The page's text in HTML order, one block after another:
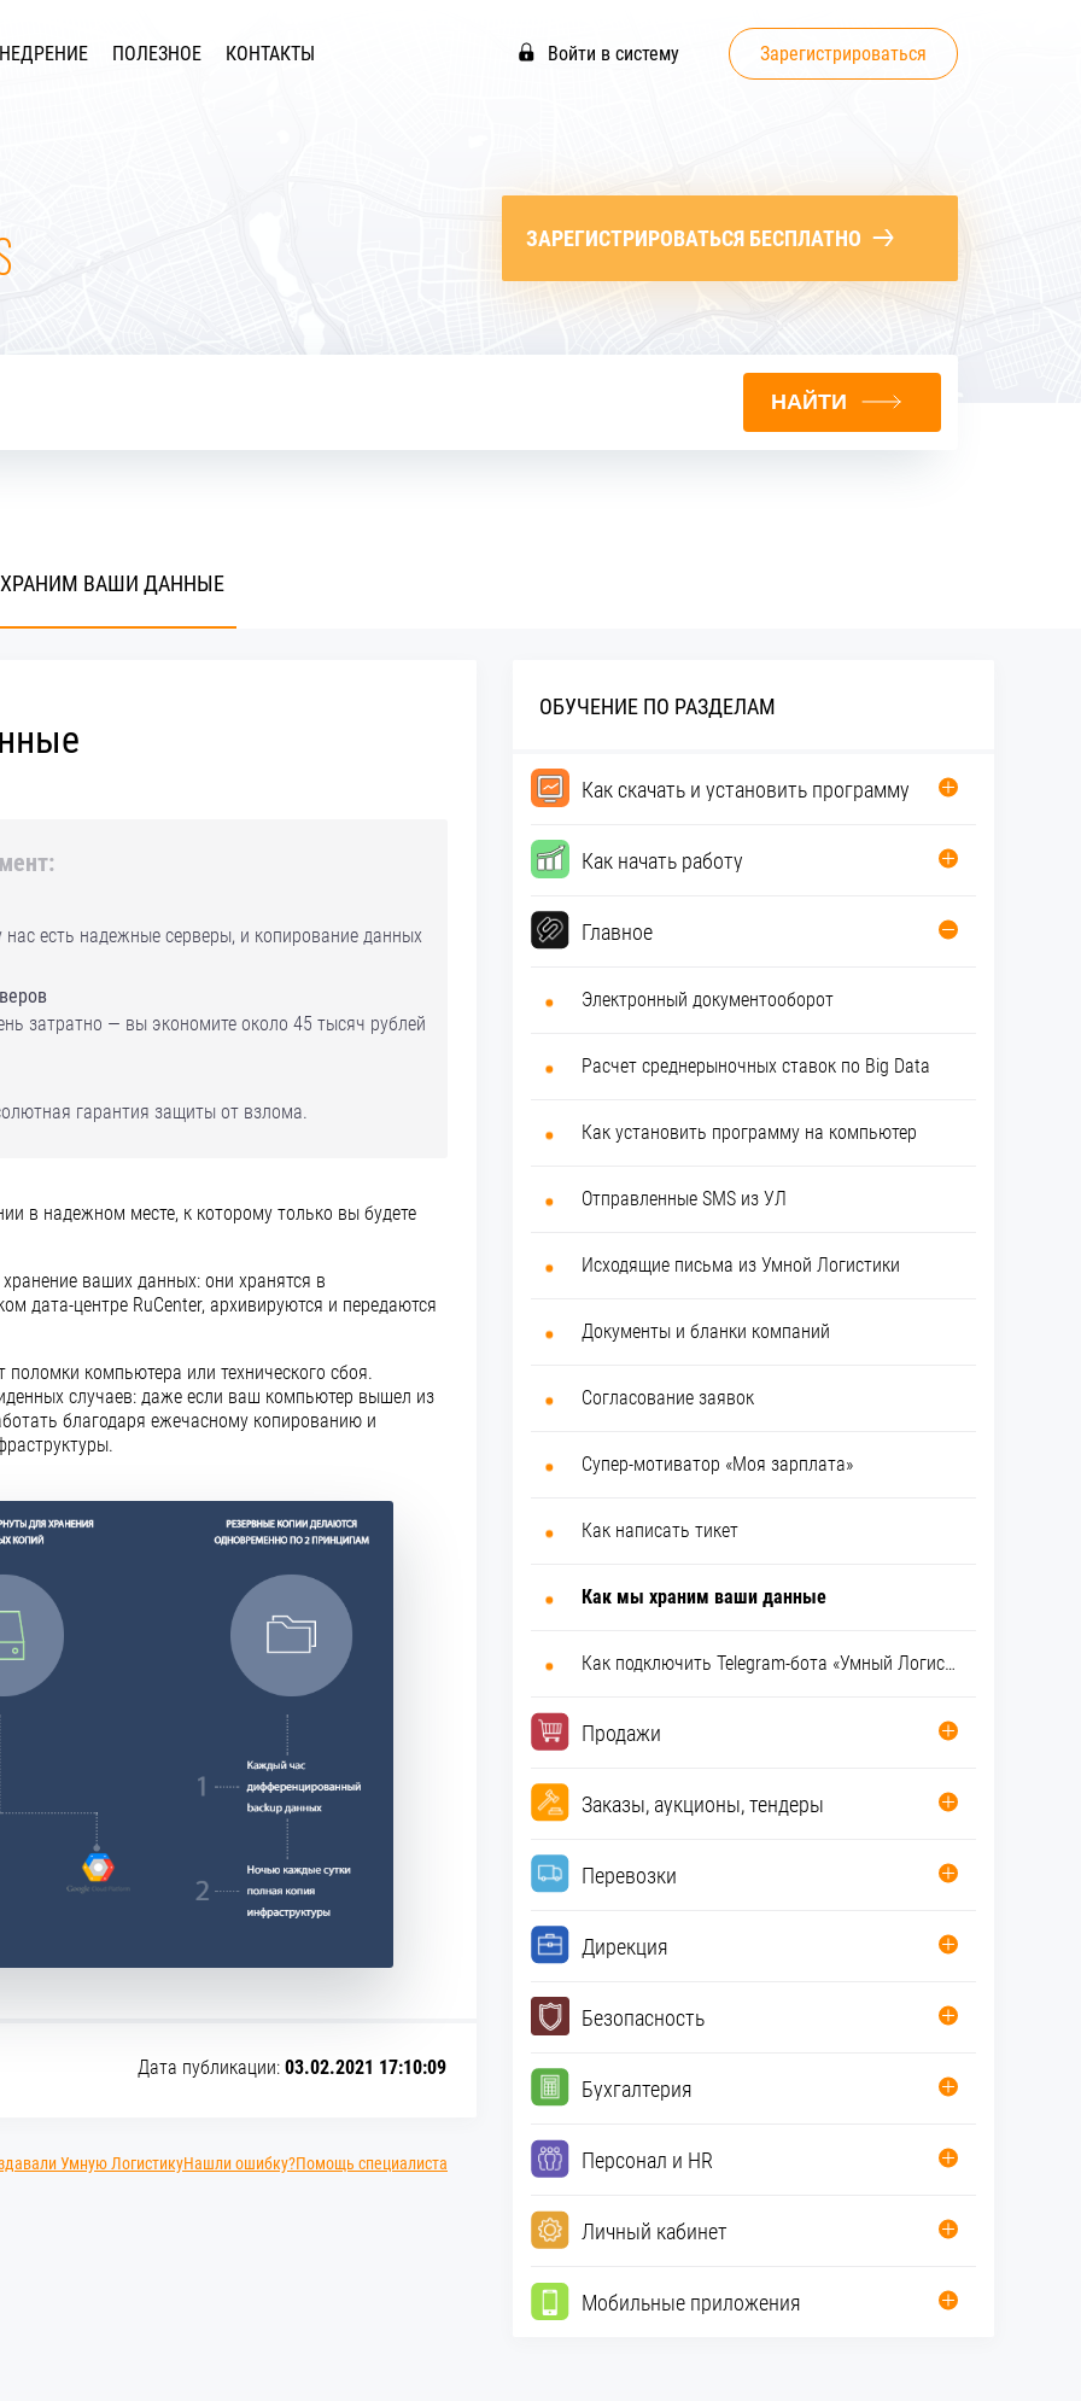
ПОЛЕЗНОЕ КОНТАКТЫ Войти в систему Зарегистрироваться
ЗАРЕГИСТРИРОВАТЬСЯ БЕСПЛАТНО
НАЙТИ
ВАШИ ДАННЫЕ
есть надежные серверы, и копирование данных
затратно — вы экономите около 45 тысяч рублей
гарантия защиты от взлома.
в надежном месте, к которому только вы будете
ваших данных: они хранятся в
дата-центре RuCenter, архивируются и передаются
компьютера или технического сбоя.
случаев: даже если ваш компьютер вышел из
благодаря ежечасному копированию и
Дата публикации: 03.02.2021 17:10:09
Умную ЛогистикуНашли ошибку?Помощь специалиста
ОБУЧЕНИЕ ПО РАЗДЕЛАМ
Как скачать и установить программу
Как начать работу
Главное
Электронный документооборот
Расчет среднерыночных ставок по Big Data
Как установить программу на компьютер
Отправленные SMS из УЛ
Исходящие письма из Умной Логистики
Документы и бланки компаний
Согласование заявок
Супер-мотиватор «Моя зарплата»
Как написать тикет
Как мы храним ваши данные
Как подключить Telegram-бота «Умный Логист»
Продажи
Заказы, аукционы, тендеры
Перевозки
Дирекция
Безопасность
Бухгалтерия
Персонал и HR
Личный кабинет
Мобильные приложения